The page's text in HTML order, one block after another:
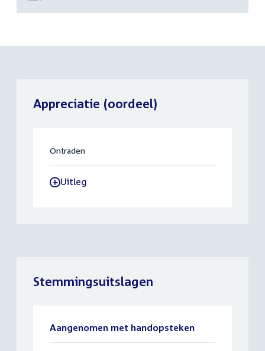
Appreciatie (oordeel)
Ontraden
-Uitleg
Stemmingsuitslagen
Aangenomen met handopsteken